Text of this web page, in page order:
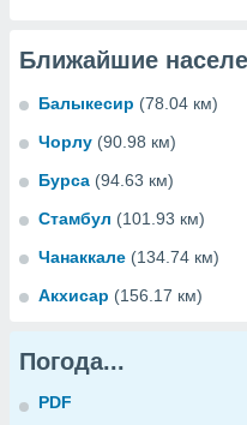
Ближайшие
Балыкесир (78.04 км)
Чорлу (90.98 км)
Бурса (94.63 км)
Стамбул (101.93 км)
Чанаккале (134.74 км)
Акхисар (156.17 км)
Погода...
PDF